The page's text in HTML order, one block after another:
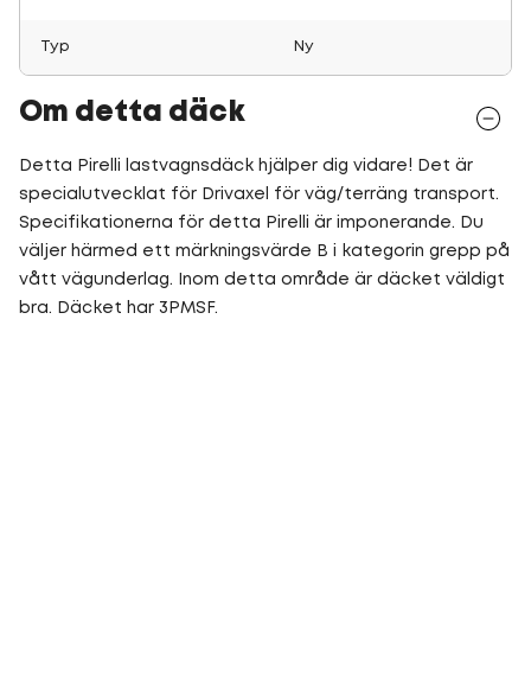
Typ Ny
Om detta däck
Detta Pirelli lastvagnsdäck hjälper dig vidare! Det är
specialutvecklat för Drivaxel för väg/terräng transport.
Specifikationerna för detta Pirelli är imponerande. Du
väljer härmed ett märkningsvärde B i kategorin grepp på
vått vägunderlag. Inom detta område är däcket väldigt
bra. Däcket har 3PMSF.